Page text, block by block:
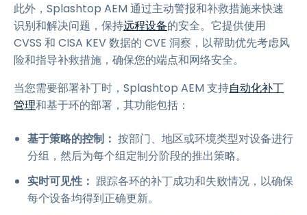
此外，Splashtop AEM 通过主动警报和补救措施来快速
识别和解决问题，保持远程设备的安全。它提供使用
CVSS 和 CISA KEV 数据的 CVE 洞察，以帮助优先考虑风
险和指导补救措施，确保您的端点和网络安全。
当您需要部署补丁时，Splashtop AEM 支持自动化补丁
管理和基于环的部署，其功能包括：
基于策略的控制： 按部门、地区或环境类型对设备进行
分组，然后为每个组定制分阶段的推出策略。
实时可见性： 跟踪各环的补丁成功和失败情况，以确保
每个设备均得到正确更新。